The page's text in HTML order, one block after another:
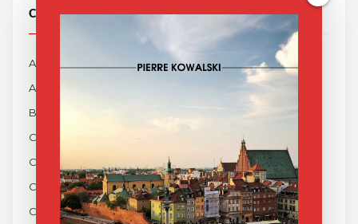
CATÉGORIES
Actualités
Apprendre le Polonais
Blog
Cinéma Polonais
Cracovie
Cuisine Polonaise
Culture Polonaise